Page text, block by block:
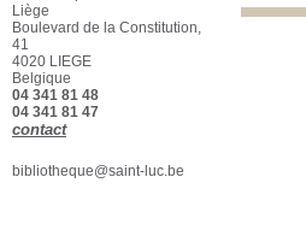
Section
Liège
Boulevard de la Constitution,
41
4020 LIEGE
Belgique
04 341 81 48
04 341 81 47
contact
bibliotheque@saint-luc.be